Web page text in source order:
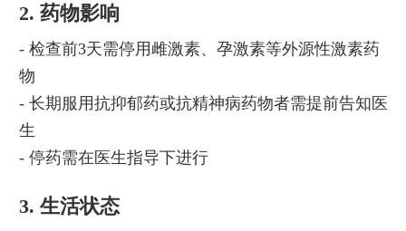
2. 药物影响
- 检查前3天需停用雌激素、孕激素等外源性激素药
物
- 长期服用抗抑郁药或抗精神病药物者需提前告知医
生
- 停药需在医生指导下进行
3. 生活状态